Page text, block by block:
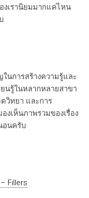
งเรานิยมมากแค่ไหน
นการสร้างความรู้และ
ยนรู้ในหลากหลายสาขา
วิทยา และการ
งเห็นภาพรวมของเรื่อง
อนครับ
Fillers